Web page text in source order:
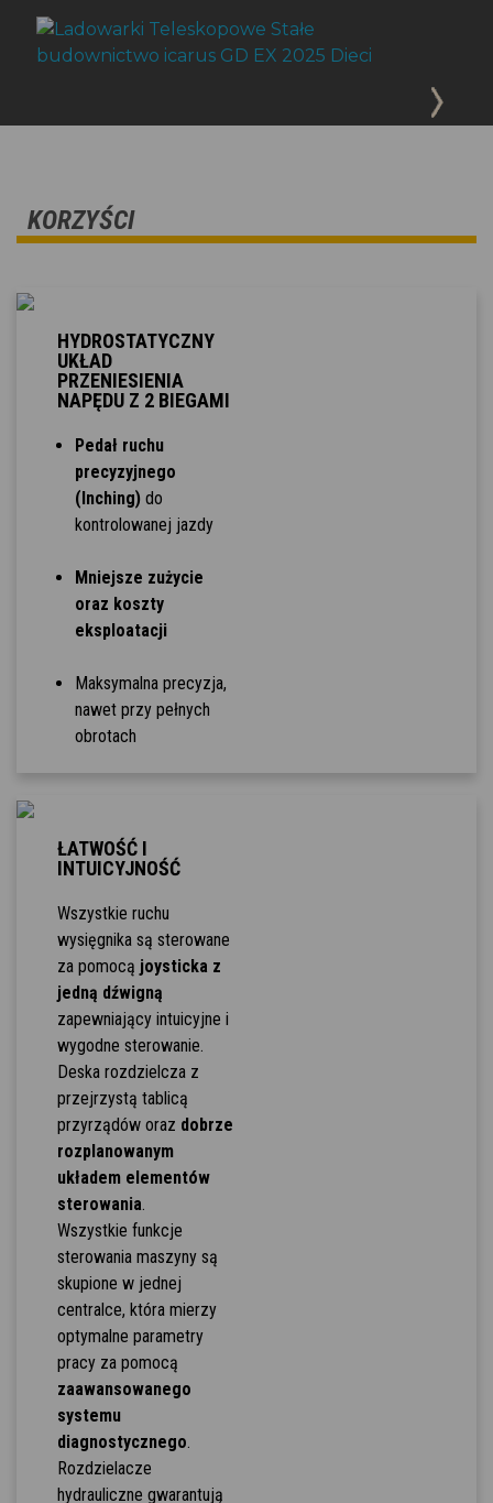
KORZYŚCI
HYDROSTATYCZNY
UKŁAD
PRZENIESIENIA
NAPĘDU Z 2 BIEGAMI
Pedał ruchu
precyzyjnego
(Inching)do
kontrolowanej jazdy
Mniejsze zużycie
oraz koszty
eksploatacji
Maksymalna precyzja,
nawet przy pełnych
obrotach
ŁATWOŚĆ I
INTUICYJNOŚĆ
Wszystkie ruchu
wysięgnika są sterowane
za pomocą joysticka z
jedną dźwigną
zapewniający intuicyjne i
wygodne sterowanie.
Deska rozdzielcza z
przejrzystą tablicą
przyrządów oraz dobrze
rozplanowanym
układem elementów
sterowania.
Wszystkie funkcje
sterowania maszyny są
skupione w jednej
centralce, która mierzy
optymalne parametry
pracy za pomocą
zaawansowanego
systemu
diagnostycznego.
Rozdzielacze
hydrauliczne gwarantują